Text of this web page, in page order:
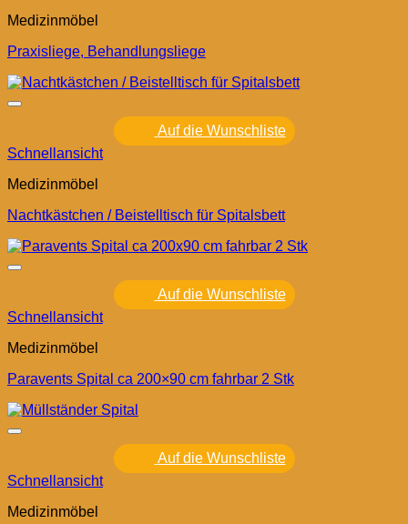
Medizinmöbel
Praxisliege, Behandlungsliege
Auf die Wunschliste
Schnellansicht
Medizinmöbel
Nachtkästchen / Beistelltisch für Spitalsbett
Auf die Wunschliste
Schnellansicht
Medizinmöbel
Paravents Spital ca 200×90 cm fahrbar 2 Stk
Auf die Wunschliste
Schnellansicht
Medizinmöbel